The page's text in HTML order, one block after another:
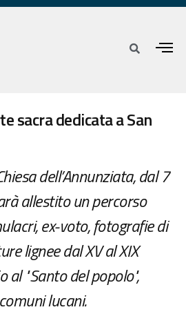
sacra dedicata a San
dell’Annunziata, dal 7
allestito un percorso
ex-voto, fotografie di
lignee dal XV al XIX
al "Santo del popolo",
lucani.